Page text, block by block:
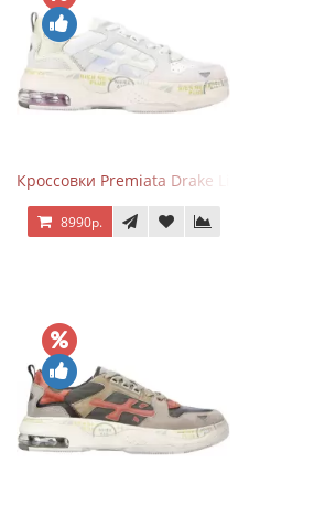
Кроссовки Premiata Drake Light Beige Silver
8990р.